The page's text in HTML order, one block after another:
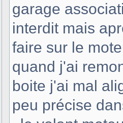
garage
interdit mais
faire sur le
quand j'ai
boite j'ai mal
peu précise